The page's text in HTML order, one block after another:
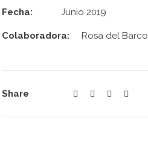
Fecha: Junio 2019
Colaboradora: Rosa del Barco
Share